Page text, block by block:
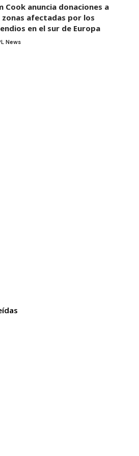
Cook anuncia donaciones a
zonas afectadas por los
en el sur de Europa
News